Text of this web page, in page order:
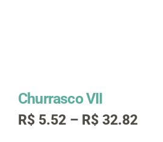
Churrasco VII
R$ 5.52 – R$ 32.82Faixa